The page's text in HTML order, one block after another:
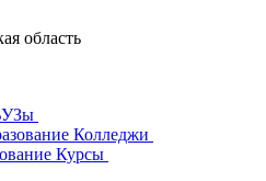
область
Колледжи
Курсы